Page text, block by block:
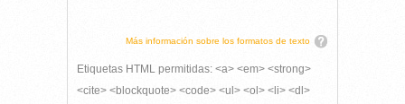
Más información sobre los formatos de texto
Etiquetas HTML permitidas: <a> <em> <strong>
<cite> <blockquote> <code> <ul> <ol> <li> <dl>